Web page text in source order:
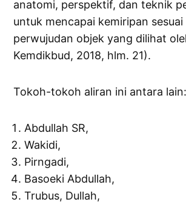
anatomi, perspektif, dan teknik
untuk mencapai kemiripan sesuai
perwujudan objek yang dilihat
Kemdikbud, 2018, hlm. 21).
Tokoh-tokoh aliran ini antara lain:
Abdullah SR,
Wakidi,
Pirngadi,
Basoeki Abdullah,
Trubus, Dullah,